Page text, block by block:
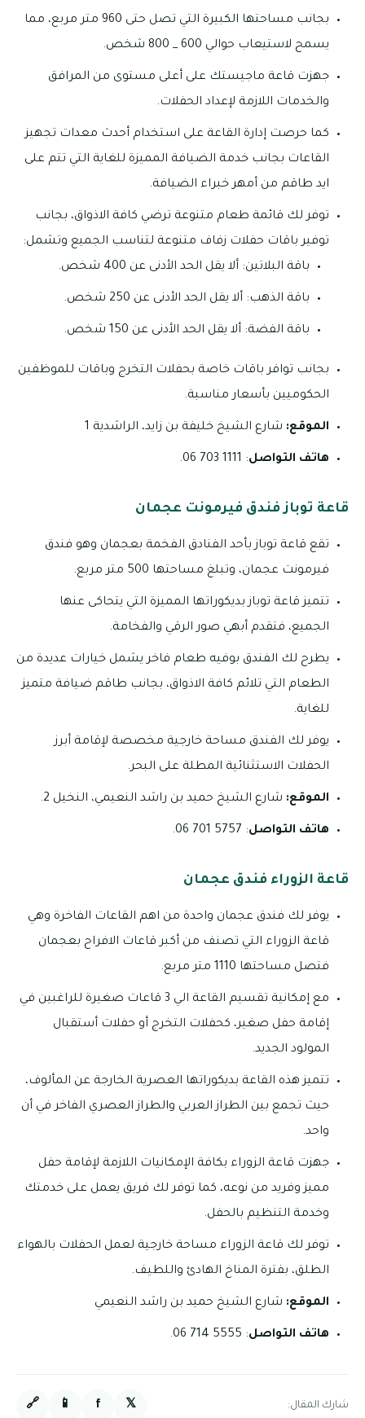
بجانب مساحتها الكبيرة التي تصل حتى 960 متر مربع، مما
يسمح لاستيعاب حوالي 600 _ 800 شخص.
جهزت قاعة ماجيستك على أعلى مستوى من المرافق
والخدمات اللازمة لإعداد الحفلات.
كما حرصت إدارة القاعة على استخدام أحدث معدات تجهيز
القاعات بجانب خدمة الضيافة المميزة للغاية التي تتم على
ايد طاقم من أمهر خبراء الضيافة.
توفر لك قائمة طعام متنوعة ترضي كافة الاذواق، بجانب
توفير باقات حفلات زفاف متنوعة لتناسب الجميع وتشمل:
باقة البلاتين: ألا يقل الحد الأدنى عن 400 شخص.
باقة الذهب: ألا يقل الحد الأدنى عن 250 شخص.
باقة الفضة: ألا يقل الحد الأدنى عن 150 شخص.
بجانب توافر باقات خاصة بحفلات التخرج وباقات للموظفين
الحكوميين بأسعار مناسبة.
الموقع: شارع الشيخ خليفة بن زايد، الراشدية 1
هاتف التواصل: 1111 703 06.
قاعة توباز فندق فيرمونت عجمان
تقع قاعة توباز بأحد الفنادق الفخمة بعجمان وهو فندق
فيرمونت عجمان، وتبلغ مساحتها 500 متر مربع.
تتميز قاعة توباز بديكوراتها المميزة التي يتحاكى عنها
الجميع، فتقدم أبهي صور الرقي والفخامة.
يطرح لك الفندق بوفيه طعام فاخر يشمل خيارات عديدة من
الطعام التي تلائم كافة الاذواق، بجانب طاقم ضيافة متميز
للغاية.
يوفر لك الفندق مساحة خارجية مخصصة لإقامة أبرز
الحفلات الاستثنائية المطلة على البحر.
الموقع: شارع الشيخ حميد بن راشد النعيمي، النخيل 2.
هاتف التواصل: 5757 701 06.
قاعة الزوراء فندق عجمان
يوفر لك فندق عجمان واحدة من اهم القاعات الفاخرة وهي
قاعة الزوراء التي تصنف من أكبر قاعات الافراح بعجمان
فتصل مساحتها 1110 متر مربع.
مع إمكانية تقسيم القاعة الي 3 قاعات صغيرة للراغبين في
إقامة حفل صغير، كحفلات التخرج أو حفلات أستقبال
المولود الجديد.
تتميز هذه القاعة بديكوراتها العصرية الخارجة عن المألوف،
حيث تجمع بين الطراز العربي والطراز العصري الفاخر في أن
واحد.
جهزت قاعة الزوراء بكافة الإمكانيات اللازمة لإقامة حفل
مميز وفريد من نوعه، كما توفر لك فريق يعمل على خدمتك
وخدمة التنظيم بالحفل.
توفر لك قاعة الزوراء مساحة خارجية لعمل الحفلات بالهواء
الطلق، بفترة المناخ الهادئ واللطيف.
الموقع: شارع الشيخ حميد بن راشد النعيمي
هاتف التواصل: 5555 714 06.
شارك المقال: 𝕏
f
📱
🔗